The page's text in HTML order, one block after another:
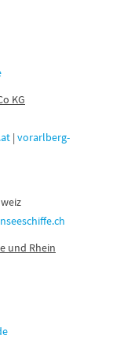
KG
| vorarlberg-
und Rhein